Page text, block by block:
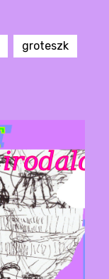
groteszk